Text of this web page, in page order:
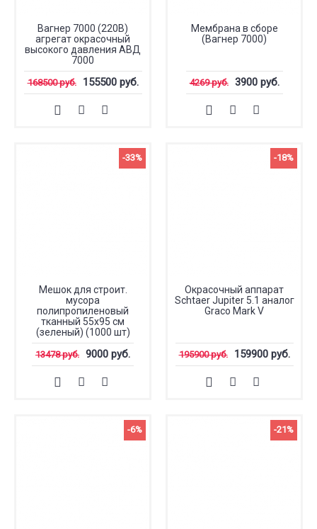
Вагнер 7000 (220В)
агрегат окрасочный
высокого давления АВД
7000
168500 руб. 155500 руб.
Мембрана в сборе
(Вагнер 7000)
4269 руб. 3900 руб.
-33%
Мешок для строит.
мусора
полипропиленовый
тканный 55х95 см
(зеленый) (1000 шт)
13478 руб. 9000 руб.
-18%
Окрасочный аппарат
Schtaer Jupiter 5.1 аналог
Graco Mark V
195900 руб. 159900 руб.
-6% -21%